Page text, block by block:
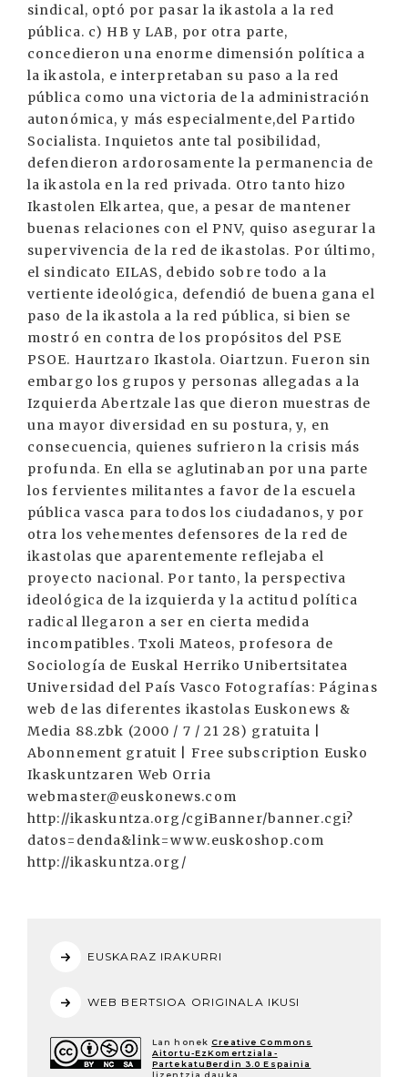
sindical, optó por pasar la ikastola a la red
pública. c) HB y LAB, por otra parte,
concedieron una enorme dimensión política a
la ikastola, e interpretaban su paso a la red
pública como una victoria de la administración
autonómica, y más especialmente,del Partido
Socialista. Inquietos ante tal posibilidad,
defendieron ardorosamente la permanencia de
la ikastola en la red privada. Otro tanto hizo
Ikastolen Elkartea, que, a pesar de mantener
buenas relaciones con el PNV, quiso asegurar la
supervivencia de la red de ikastolas. Por último,
el sindicato EILAS, debido sobre todo a la
vertiente ideológica, defendió de buena gana el
paso de la ikastola a la red pública, si bien se
mostró en contra de los propósitos del PSE
PSOE. Haurtzaro Ikastola. Oiartzun. Fueron sin
embargo los grupos y personas allegadas a la
Izquierda Abertzale las que dieron muestras de
una mayor diversidad en su postura, y, en
consecuencia, quienes sufrieron la crisis más
profunda. En ella se aglutinaban por una parte
los fervientes militantes a favor de la escuela
pública vasca para todos los ciudadanos, y por
otra los vehementes defensores de la red de
ikastolas que aparentemente reflejaba el
proyecto nacional. Por tanto, la perspectiva
ideológica de la izquierda y la actitud política
radical llegaron a ser en cierta medida
incompatibles. Txoli Mateos, profesora de
Sociología de Euskal Herriko Unibertsitatea
Universidad del País Vasco Fotografías: Páginas
web de las diferentes ikastolas Euskonews &
Media 88.zbk (2000 / 7 / 21 28) gratuita |
Abonnement gratuit | Free subscription Eusko
Ikaskuntzaren Web Orria
webmaster@euskonews.com
http://ikaskuntza.org/cgiBanner/banner.cgi?
datos=denda&link=www.euskoshop.com
http://ikaskuntza.org/
EUSKARAZ IRAKURRI
WEB BERTSIOA ORIGINALA IKUSI
Lan honek Creative Commons
Aitortu-EzKomertziala-
PartekatuBerdin 3.0 Espainia
lizentzia dauka.